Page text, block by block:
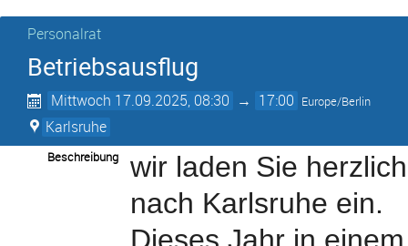
Personalrat
Betriebsausflug
Mittwoch 17.09.2025, 08:30 → 17:00 Europe/Berlin
Karlsruhe
Beschreibung
wir laden Sie
nach Karlsruhe ein.